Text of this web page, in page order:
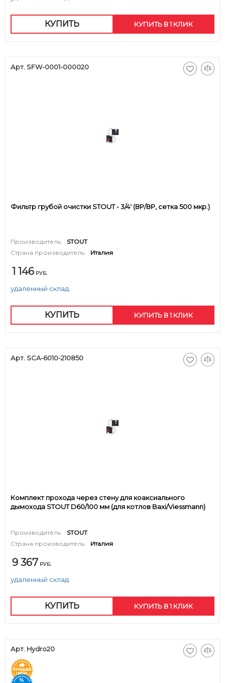
КУПИТЬ КУПИТЬ В 1 КЛИК
Арт. SFW-0001-000020
Фильтр грубой очистки STOUT - 3/4' (ВР/ВР, сетка 500 мкр.)
Производитель:
STOUT
Страна производитель:
Италия
1 146 РУБ.
удаленный склад.
КУПИТЬ КУПИТЬ В 1 КЛИК
Арт. SCA-6010-210850
Комплект прохода через стену для коаксиального
дымохода STOUT D60/100 мм (для котлов Baxi/Viessmann)
Производитель:
STOUT
Страна производитель:
Италия
9 367 РУБ.
удаленный склад
КУПИТЬ КУПИТЬ В 1 КЛИК
Арт. Hydro20